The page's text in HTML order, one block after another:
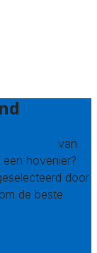
van
hovenier?
door
de beste